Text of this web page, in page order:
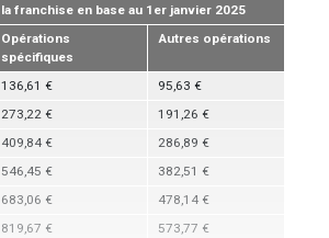
la franchise en base au 1er janvier 2025
Opérations
spécifiques
Autres opérations
136,61 €
95,63 €
273,22 €
191,26 €
409,84 €
286,89 €
546,45 €
382,51 €
683,06 €
478,14 €
819,67 €
573,77 €